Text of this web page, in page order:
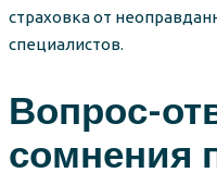
страховка от
специалистов.
Вопрос-
сомнения